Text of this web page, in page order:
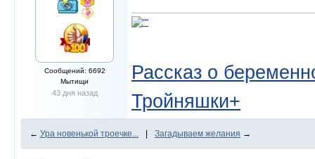
Сообщений: 6692
Мытищи
43 дня назад
Рассказ о
Тройняшки+
← Ура новенькой троечке... Загадываем желания →